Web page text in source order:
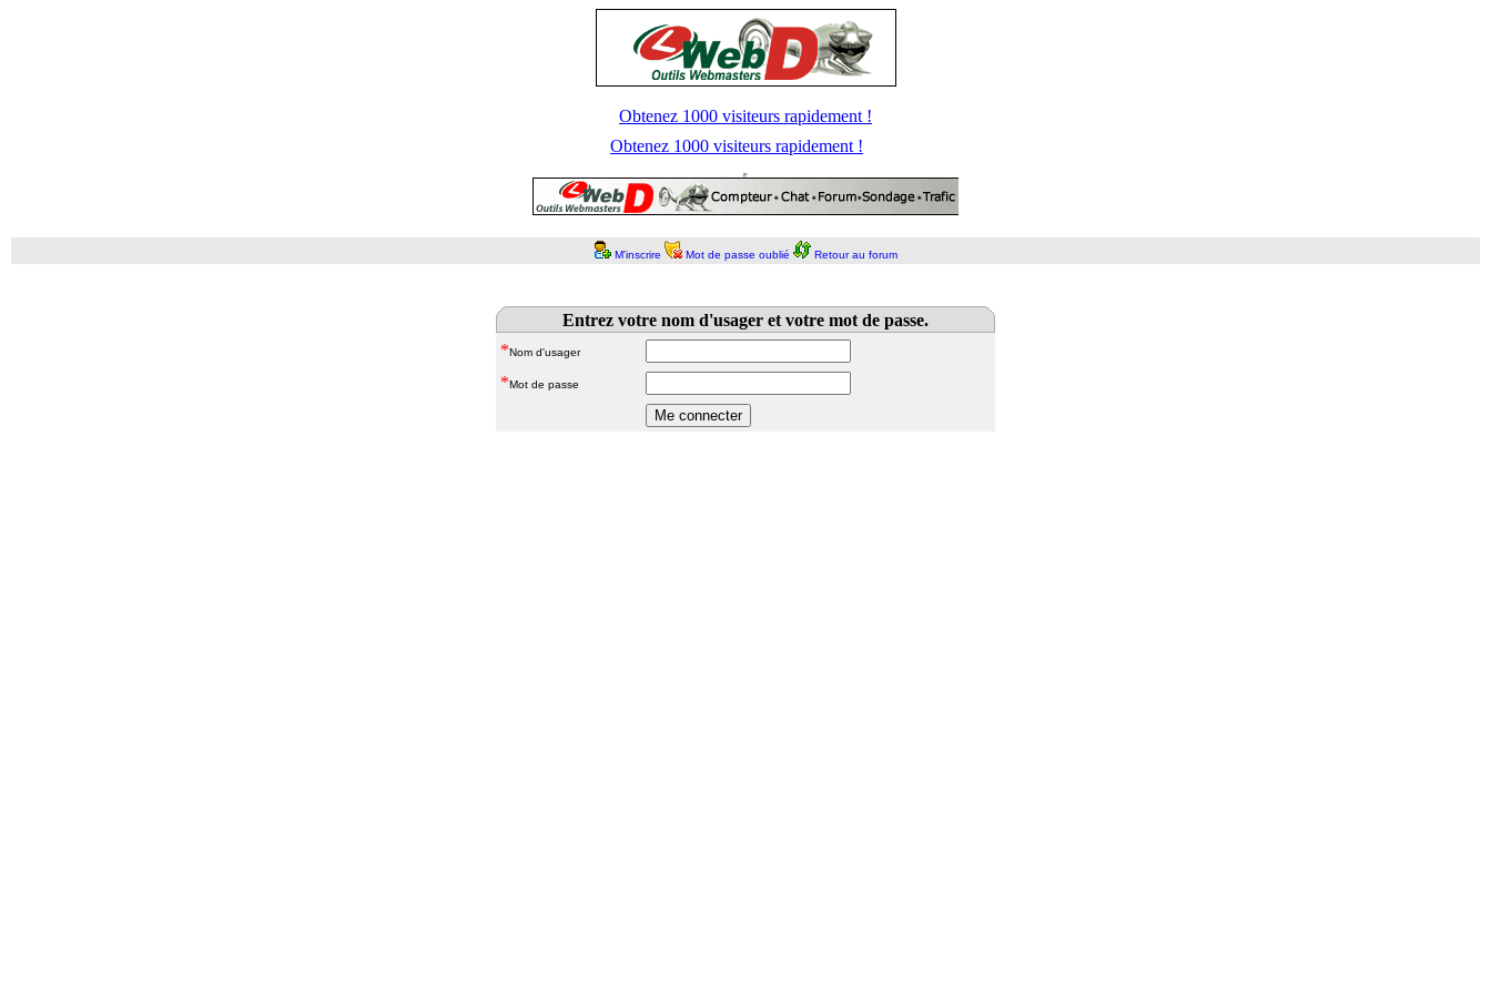
Obtenez 1000 visiteurs rapidement !
Obtenez 1000 visiteurs rapidement !
M'inscrire Mot de passe oublié Retour au forum
Entrez votre nom d'usager et votre mot de passe.
*Nom d'usager
*Mot de passe